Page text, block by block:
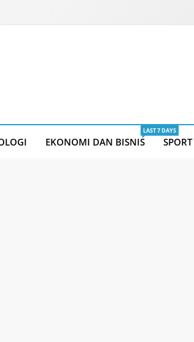
EKONOMI DAN BISNIS
LAST 7 DAYS
SPORT